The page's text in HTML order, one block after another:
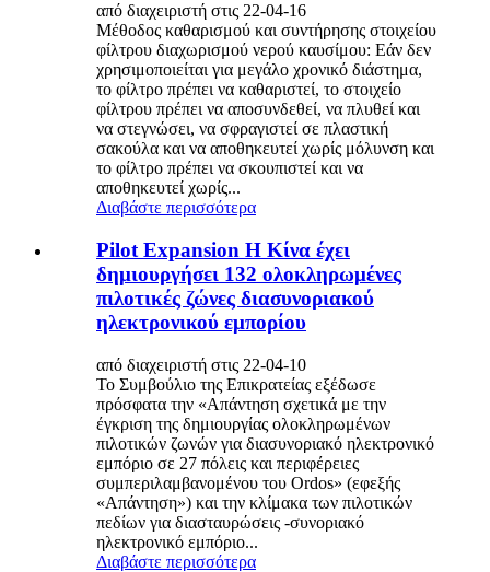
από διαχειριστή στις 22-04-16
Μέθοδος καθαρισμού και συντήρησης στοιχείου
φίλτρου διαχωρισμού νερού καυσίμου: Εάν δεν
χρησιμοποιείται για μεγάλο χρονικό διάστημα,
το φίλτρο πρέπει να καθαριστεί, το στοιχείο
φίλτρου πρέπει να αποσυνδεθεί, να πλυθεί και
να στεγνώσει, να σφραγιστεί σε πλαστική
σακούλα και να αποθηκευτεί χωρίς μόλυνση και
το φίλτρο πρέπει να σκουπιστεί και να
αποθηκευτεί χωρίς...
Διαβάστε περισσότερα
Pilot Expansion Η Κίνα έχει
δημιουργήσει 132 ολοκληρωμένες
πιλοτικές ζώνες διασυνοριακού
ηλεκτρονικού εμπορίου
από διαχειριστή στις 22-04-10
Το Συμβούλιο της Επικρατείας εξέδωσε
πρόσφατα την «Απάντηση σχετικά με την
έγκριση της δημιουργίας ολοκληρωμένων
πιλοτικών ζωνών για διασυνοριακό ηλεκτρονικό
εμπόριο σε 27 πόλεις και περιφέρειες
συμπεριλαμβανομένου του Ordos» (εφεξής
«Απάντηση») και την κλίμακα των πιλοτικών
πεδίων για διασταυρώσεις -συνοριακό
ηλεκτρονικό εμπόριο...
Διαβάστε περισσότερα